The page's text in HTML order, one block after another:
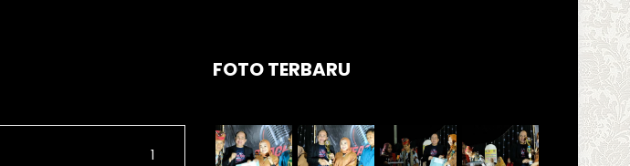
1
FOTO TERBARU